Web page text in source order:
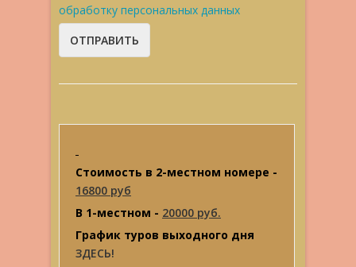
обработку персональных данных
Стоимость в 2-местном номере -
16800 руб
В 1-местном - 20000 руб.
График туров выходного дня
ЗДЕСЬ!